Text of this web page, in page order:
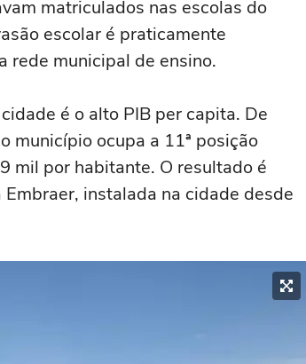
matriculados nas escolas do
escolar é praticamente
rede municipal de ensino.
é o alto PIB per capita. De
município ocupa a 11ª posição
mil por habitante. O resultado é
instalada na cidade desde